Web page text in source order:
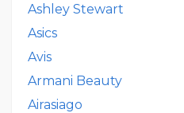
Ashley Stewart
Asics
Avis
Armani Beauty
Airasiago